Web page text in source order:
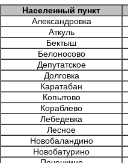
Населенный пункт
Александровка
Аткуль
Бектыш
Белоносово
Депутатское
Долговка
Каратабан
Копытово
Кораблево
Лебедевка
Лесное
Новобаландино
Новобатурино